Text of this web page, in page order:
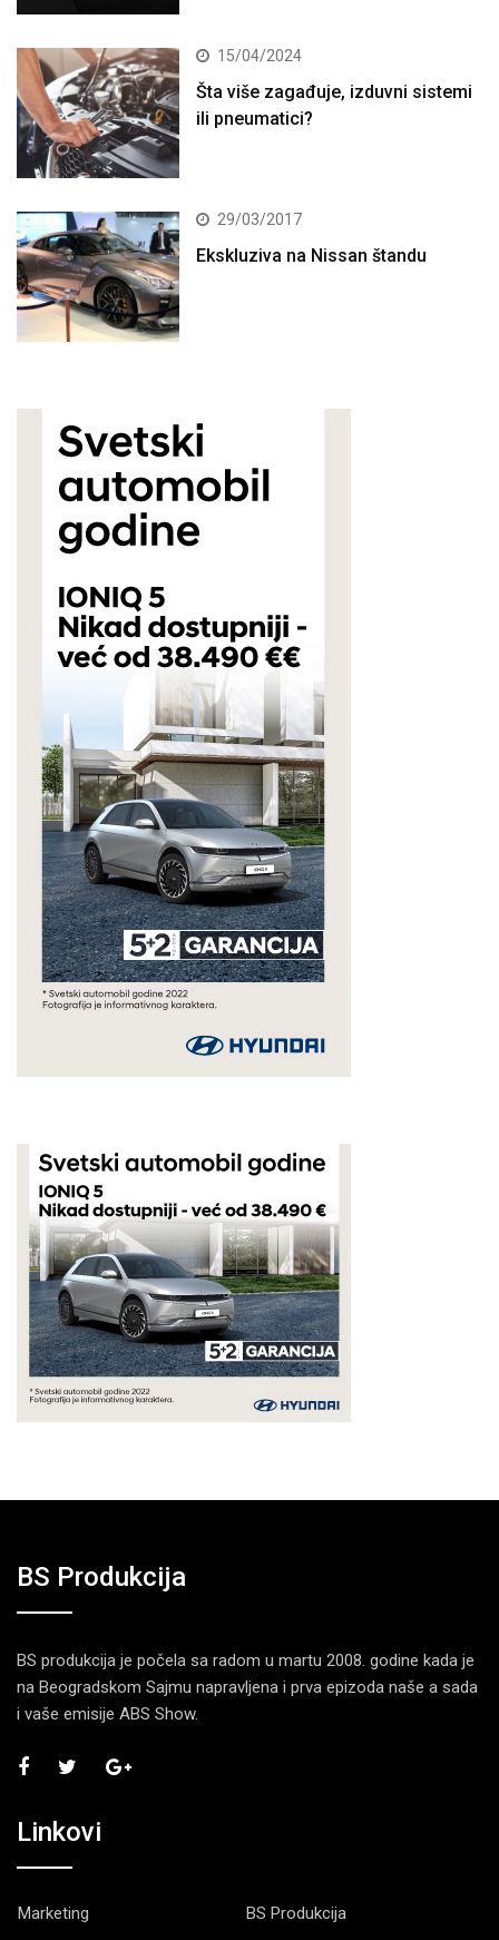
15/04/2024
Šta više zagađuje, izduvni sistemi
ili pneumatici?
29/03/2017
Ekskluziva na Nissan štandu
BS Produkcija
BS produkcija je počela sa radom u martu 2008. godine kada je
na Beogradskom Sajmu napravljena i prva epizoda naše a sada
i vaše emisije ABS Show.
Linkovi
Marketing
BS Produkcija